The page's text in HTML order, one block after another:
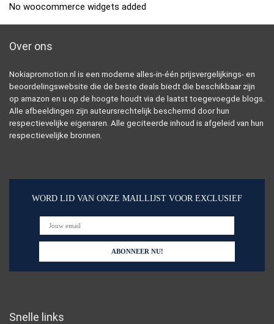
No woocommerce widgets added
Over ons
Nokiapromotion.nl is een moderne alles-in-één prijsvergelijkings- en
beoordelingswebsite die de beste deals biedt die beschikbaar zijn
op amazon en u op de hoogte houdt via de laatst toegevoegde blogs.
Alle afbeeldingen zijn auteursrechtelijk beschermd door hun
respectievelijke eigenaren. Alle geciteerde inhoud is afgeleid van hun
respectievelijke bronnen.
WORD LID VAN ONZE MAILLIJST VOOR EXCLUSIEF
Snelle links